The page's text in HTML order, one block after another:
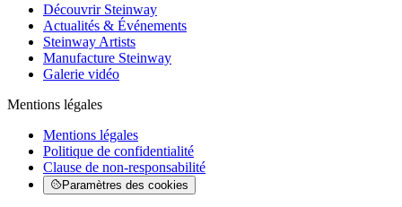
Découvrir Steinway
Actualités & Événements
Steinway Artists
Manufacture Steinway
Galerie vidéo
Mentions légales
Mentions légales
Politique de confidentialité
Clause de non-responsabilité
Paramètres des cookies